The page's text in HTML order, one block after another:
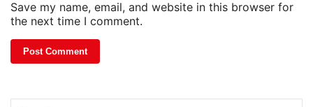
Save my name, email, and website in this browser for
the next time I comment.